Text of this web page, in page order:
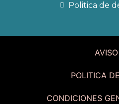
Politica de
POLITICA
CONDICIONES